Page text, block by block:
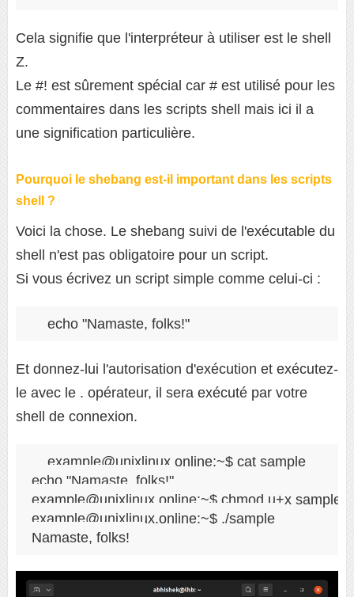
Cela signifie que l'interpréteur à utiliser est le shell
Z.
Le #! est sûrement spécial car # est utilisé pour les
commentaires dans les scripts shell mais ici il a
une signification particulière.
Pourquoi le shebang est-il important dans les scripts
shell ?
Voici la chose. Le shebang suivi de l'exécutable du
shell n'est pas obligatoire pour un script.
Si vous écrivez un script simple comme celui-ci :
echo "Namaste, folks!"
Et donnez-lui l'autorisation d'exécution et exécutez-
le avec le . opérateur, il sera exécuté par votre
shell de connexion.
example@unixlinux.online:~$ cat sample
echo "Namaste, folks!"
example@unixlinux.online:~$ chmod u+x sample
example@unixlinux.online:~$ ./sample